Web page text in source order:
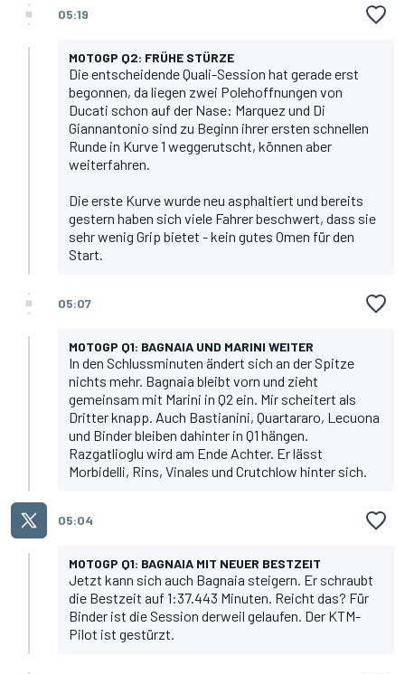
05:19
MOTOGP Q2: FRÜHE STÜRZE
Die entscheidende Quali-Session hat gerade erst
begonnen, da liegen zwei Polehoffnungen von
Ducati schon auf der Nase: Marquez und Di
Giannantonio sind zu Beginn ihrer ersten schnellen
Runde in Kurve 1 weggerutscht, können aber
weiterfahren.
Die erste Kurve wurde neu asphaltiert und bereits
gestern haben sich viele Fahrer beschwert, dass sie
sehr wenig Grip bietet - kein gutes Omen für den
Start.
05:07
MOTOGP Q1: BAGNAIA UND MARINI WEITER
In den Schlussminuten ändert sich an der Spitze
nichts mehr. Bagnaia bleibt vorn und zieht
gemeinsam mit Marini in Q2 ein. Mir scheitert als
Dritter knapp. Auch Bastianini, Quartararo, Lecuona
und Binder bleiben dahinter in Q1 hängen.
Razgatlioglu wird am Ende Achter. Er lässt
Morbidelli, Rins, Vinales und Crutchlow hinter sich.
05:04
MOTOGP Q1: BAGNAIA MIT NEUER BESTZEIT
Jetzt kann sich auch Bagnaia steigern. Er schraubt
die Bestzeit auf 1:37.443 Minuten. Reicht das? Für
Binder ist die Session derweil gelaufen. Der KTM-
Pilot ist gestürzt.